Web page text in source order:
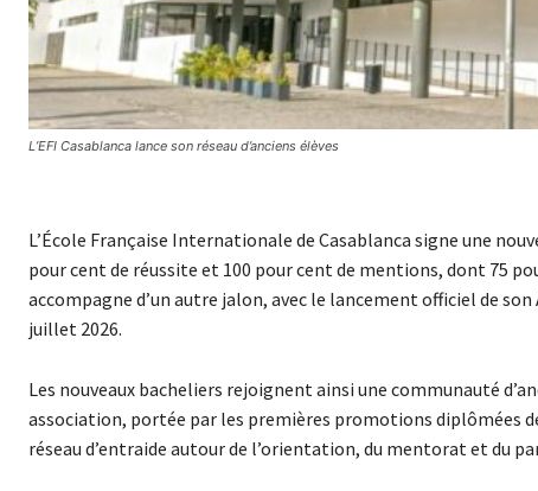
L’EFI Casablanca lance son réseau d’anciens élèves
L’École Française Internationale de Casablanca signe une
pour cent de réussite et 100 pour cent de mentions, dont 75
accompagne d’un autre jalon, avec le lancement officiel de
juillet 2026.
Les nouveaux bacheliers rejoignent ainsi une communauté
association, portée par les premières promotions diplômées
réseau d’entraide autour de l’orientation, du mentorat et du